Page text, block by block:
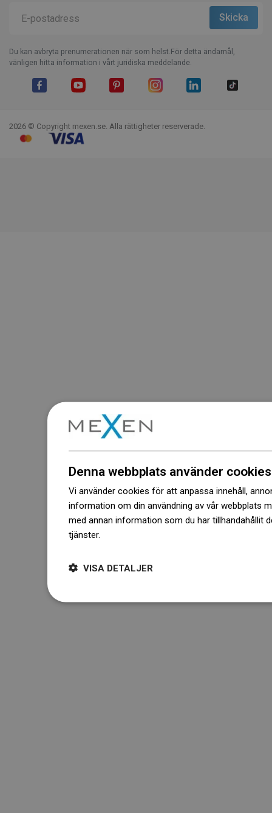
Du kan avbryta prenumerationen när som helst.För detta ändamål,
vänligen hitta information i vårt juridiska meddelande.
2026 © Copyright mexen.se. Alla rättigheter reserverade.
Denna webbplats använder cookies
Vi använder cookies för att anpassa innehåll,
information om din användning av vår webbplats
med annan information som du har tillhandahållit
tjänster.
VISA DETALJER